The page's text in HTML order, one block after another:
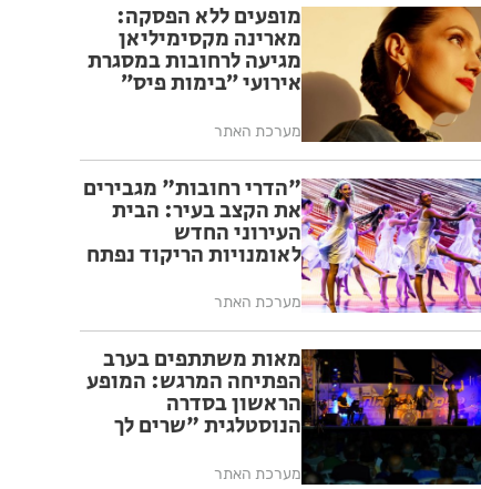
מופעים ללא הפסקה:
מארינה מקסימיליאן
מגיעה לרחובות במסגרת
אירועי ״בימות פיס״
מערכת האתר
"הדרי רחובות" מגבירים
את הקצב בעיר: הבית
העירוני החדש
לאומנויות הריקוד נפתח
מערכת האתר
מאות משתתפים בערב
הפתיחה המרגש: המופע
הראשון בסדרה
הנוסטלגית "שרים לך
ה-17
מערכת האתר